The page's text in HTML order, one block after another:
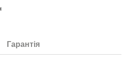
Гарантія